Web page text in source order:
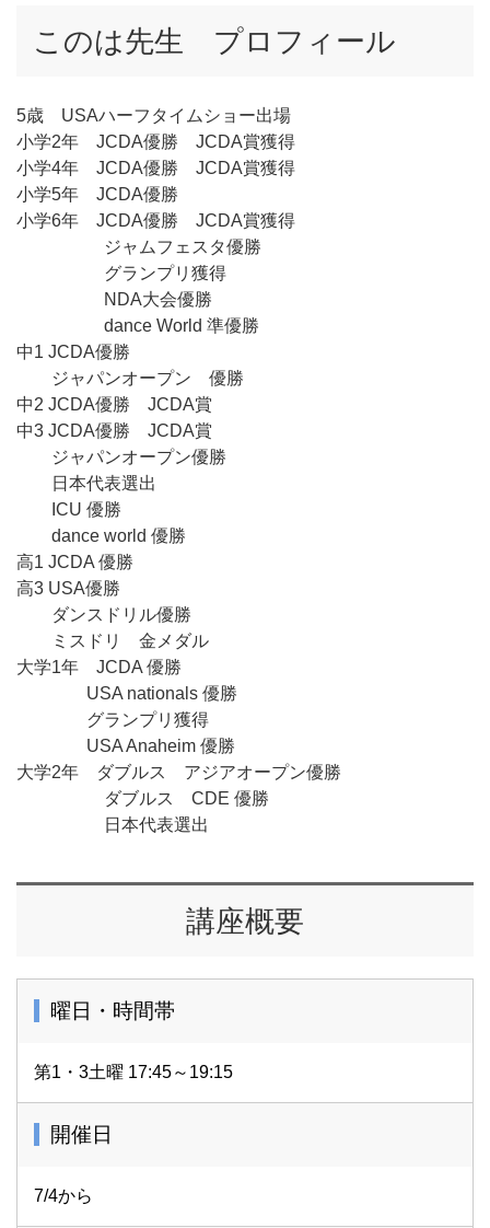
このは先生 プロフィール
5歳 USAハーフタイムショー出場
小学2年 JCDA優勝 JCDA賞獲得
小学4年 JCDA優勝 JCDA賞獲得
小学5年 JCDA優勝
小学6年 JCDA優勝 JCDA賞獲得
ジャムフェスタ優勝
グランプリ獲得
NDA大会優勝
dance World 準優勝
中1 JCDA優勝
ジャパンオープン 優勝
中2 JCDA優勝 JCDA賞
中3 JCDA優勝 JCDA賞
ジャパンオープン優勝
日本代表選出
ICU 優勝
dance world 優勝
高1 JCDA 優勝
高3 USA優勝
ダンスドリル優勝
ミスドリ 金メダル
大学1年 JCDA 優勝
USA nationals 優勝
グランプリ獲得
USA Anaheim 優勝
大学2年 ダブルス アジアオープン優勝
ダブルス CDE 優勝
日本代表選出
講座概要
曜日・時間帯
第1・3土曜 17:45～19:15
開催日
7/4から